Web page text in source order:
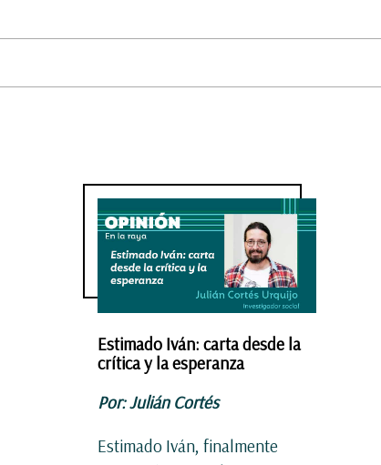
Estimado Iván: carta desde la
crítica y la esperanza
Por: Julián Cortés
Estimado Iván, finalmente